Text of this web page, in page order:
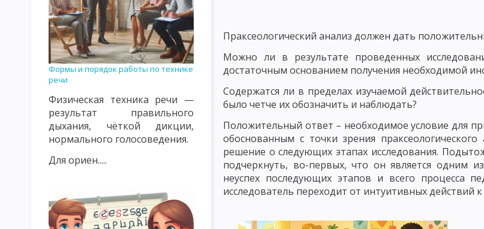
ОСНОВНЫЕ ТРЕБОВАНИЯ К УЧИТЕЛЮ: ПЕДАГОГИЧЕСКИЕ СПОСОБНОСТИ
ФУНКЦИИ ПЕДАГОГИЧЕСКОГО ОБЩЕНИЯ. СТРУКТУРА ПРОФЕССИОНАЛЬНО-ПЕДАГОГИЧЕСКОГО ОБЩЕНИЯ
ПЕДАГОГИЧЕСКИЙ ТАКТ, ЕГО ПРИЗНАКИ И СОСТАВЛЯЮЩИЕ ПЕДАГОГИЧЕСКОЕ ТВОРЧЕСТВО ХАРАКТЕРИСТИКИ
ПЕДАГОГИЧЕСКАЯ НАПРАВЛЕННОСТЬ УЧИТЕЛЯ КРИТЕРИИ ПЕДАГОГИЧЕСКОГО МАСТЕРСТВА ИСТОРИЯ РАЗВИТИЯ
ТЕОРИЯ ФОРМАЛЬНОГО ОБРАЗОВАНИЯ ГЕРБАРТА, СПЕНСЕРА. ПЕДАГОГИЧЕСКАЯ СИСТЕМА УШИНСКОГО
ИСТОРИЯ РАЗВИТИЯ ДИДАКТИКИ: ЯН ВЛАДИСЛАВ ДАВИД, А. ДУХНОВИЧ, Н. ПИРОГОВ И Б. ГРИНЧЕНКО ИСТОРИЯ
ОБЪЕКТ И ПРЕДМЕТ СОВРЕМЕННОЙ ДИДАКТИКИ ПОНЯТИЕ ОБУЧЕНИЯ
ПРЕПОДАВАНИЯ И ОБУЧЕНИЯ КАК КАТЕГОРИИ ДИДАКТИКИ ПОНЯТИЕ ОБРАЗОВАНИЕ КАК КАТЕГОРИЯ ДИДАКТИКИ
УЧЕБНЫЙ ПЛАН, УЧЕБНАЯ ПРОГРАММА, УЧЕБНАЯ ДИСЦИПЛИНА, УЧЕБНИК И РУКОВОДСТВО ОСНОВНЫЕ ТЕНДЕНЦИИ
ОБЩАЯ ДИДАКТИКА И ЕЕ СОВРЕМЕННЫЕ ПРОБЛЕМЫ ОСНОВНЫЕ ПРИЗНАКИ УЧЕБНОГО ПРОЦЕССА ОСНОВНЫЕ
Формы и порядок работы по технике
речи
Физическая техника речи —
результат правильного
дыхания, чёткой дикции,
нормального голосоведения.
Для ориен.....
Праксеологический анализ должен дать
Можно ли в результате проведенных
достаточным основанием получения необходимой
Содержатся ли в пределах изучаемой
было четче их обозначить и наблюдать?
Положительный ответ – необходимое условие для
обоснованным с точки зрения
решение о следующих этапах исследования.
подчеркнуть, во-первых, что он является одним
неуспех последующих этапов и всего процесса
исследователь переходит от интуитивных действий